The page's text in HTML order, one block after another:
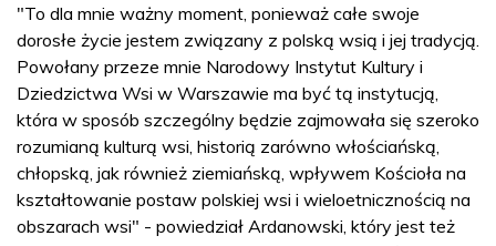
"To dla mnie ważny moment, ponieważ całe swoje
dorosłe życie jestem związany z polską wsią i jej tradycją.
Powołany przeze mnie Narodowy Instytut Kultury i
Dziedzictwa Wsi w Warszawie ma być tą instytucją,
która w sposób szczególny będzie zajmowała się szeroko
rozumianą kulturą wsi, historią zarówno włościańską,
chłopską, jak również ziemiańską, wpływem Kościoła na
kształtowanie postaw polskiej wsi i wieloetnicznością na
obszarach wsi" - powiedział Ardanowski, który jest też